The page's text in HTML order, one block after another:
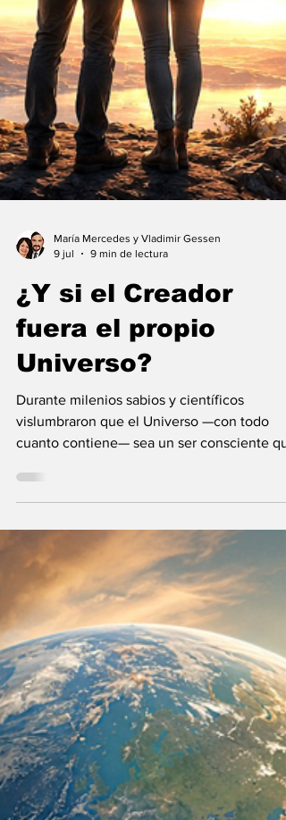
María Mercedes y Vladimir Gessen
¿Y si el Creador
fuera el propio
cuanto contiene— sea un ser consciente
se creó a sí mismo